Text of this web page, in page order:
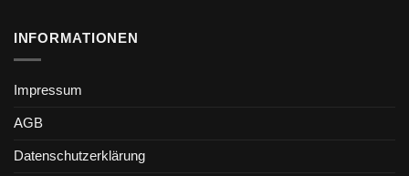
INFORMATIONEN
Impressum
AGB
Datenschutzerklärung